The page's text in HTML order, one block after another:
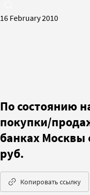
16 February 2010
По состоянию
покупки/
банках Москвы
руб.
Копировать ссылку